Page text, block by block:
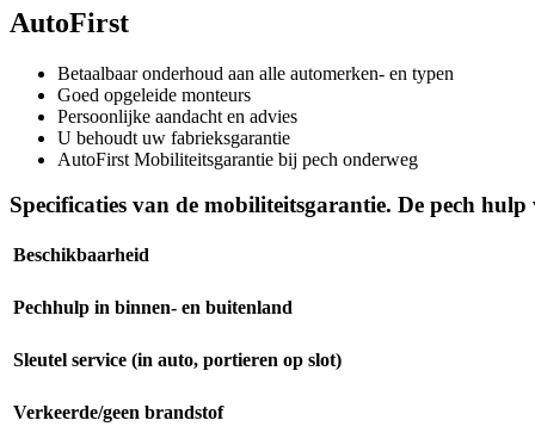
AutoFirst
Betaalbaar onderhoud aan alle automerken- en typen
Goed opgeleide monteurs
Persoonlijke aandacht en advies
U behoudt uw fabrieksgarantie
AutoFirst Mobiliteitsgarantie bij pech onderweg
Specificaties van de mobiliteitsgarantie. De pech
Beschikbaarheid
Pechhulp in binnen- en buitenland
Sleutel service (in auto, portieren op slot)
Verkeerde/geen brandstof